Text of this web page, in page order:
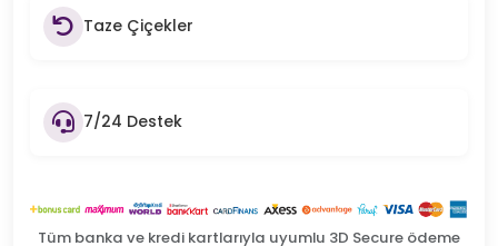
Taze Çiçekler
7/24 Destek
Tüm banka ve kredi kartlarıyla uyumlu 3D Secure ödeme